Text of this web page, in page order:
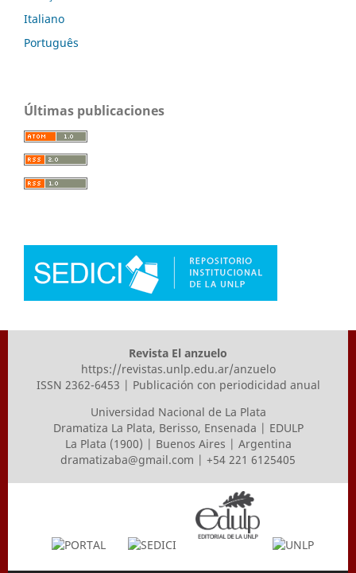
Italiano
Português
Últimas publicaciones
Revista El anzuelo
https://revistas.unlp.edu.ar/anzuelo
ISSN 2362-6453 | Publicación con periodicidad anual
Universidad Nacional de La Plata
Dramatiza La Plata, Berisso, Ensenada | EDULP
La Plata (1900) | Buenos Aires | Argentina
dramatizaba@gmail.com | +54 221 6125405